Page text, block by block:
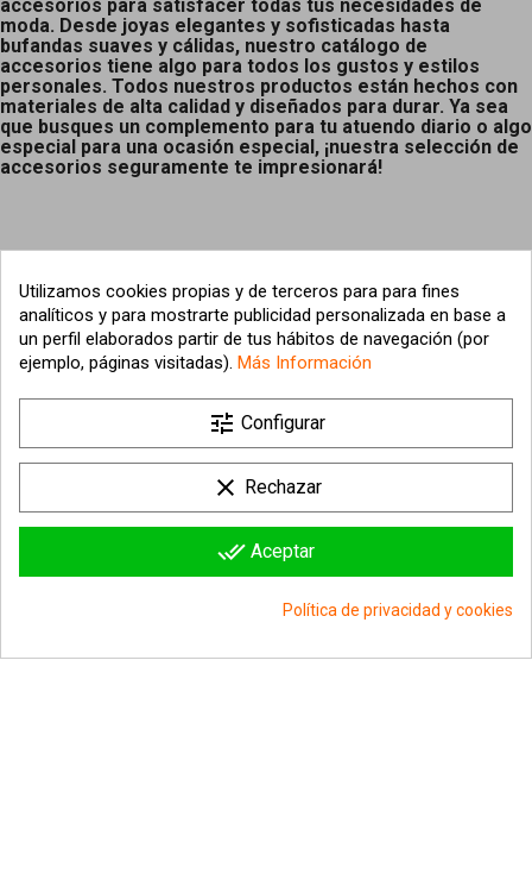
accesorios para satisfacer todas tus necesidades de
moda. Desde joyas elegantes y sofisticadas hasta
bufandas suaves y cálidas, nuestro catálogo de
accesorios tiene algo para todos los gustos y estilos
personales. Todos nuestros productos están hechos con
materiales de alta calidad y diseñados para durar. Ya sea
que busques un complemento para tu atuendo diario o algo
especial para una ocasión especial, ¡nuestra selección de
accesorios seguramente te impresionará!
Información sobre la tienda 
Utilizamos cookies propias y de terceros para para fines
analíticos y para mostrarte publicidad personalizada en base a
un perfil elaborados partir de tus hábitos de navegación (por
ejemplo, páginas visitadas). Más Información
tune Configurar
clear Rechazar
done_all Aceptar
Política de privacidad y cookies